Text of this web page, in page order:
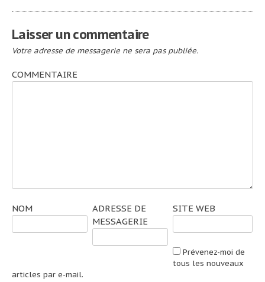
l’article
Laisser un commentaire
Votre adresse de messagerie ne sera pas publiée.
COMMENTAIRE
NOM
ADRESSE DE
MESSAGERIE
SITE WEB
Prévenez-moi de
tous les nouveaux
articles par e-mail.